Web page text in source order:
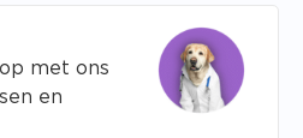
met ons
en